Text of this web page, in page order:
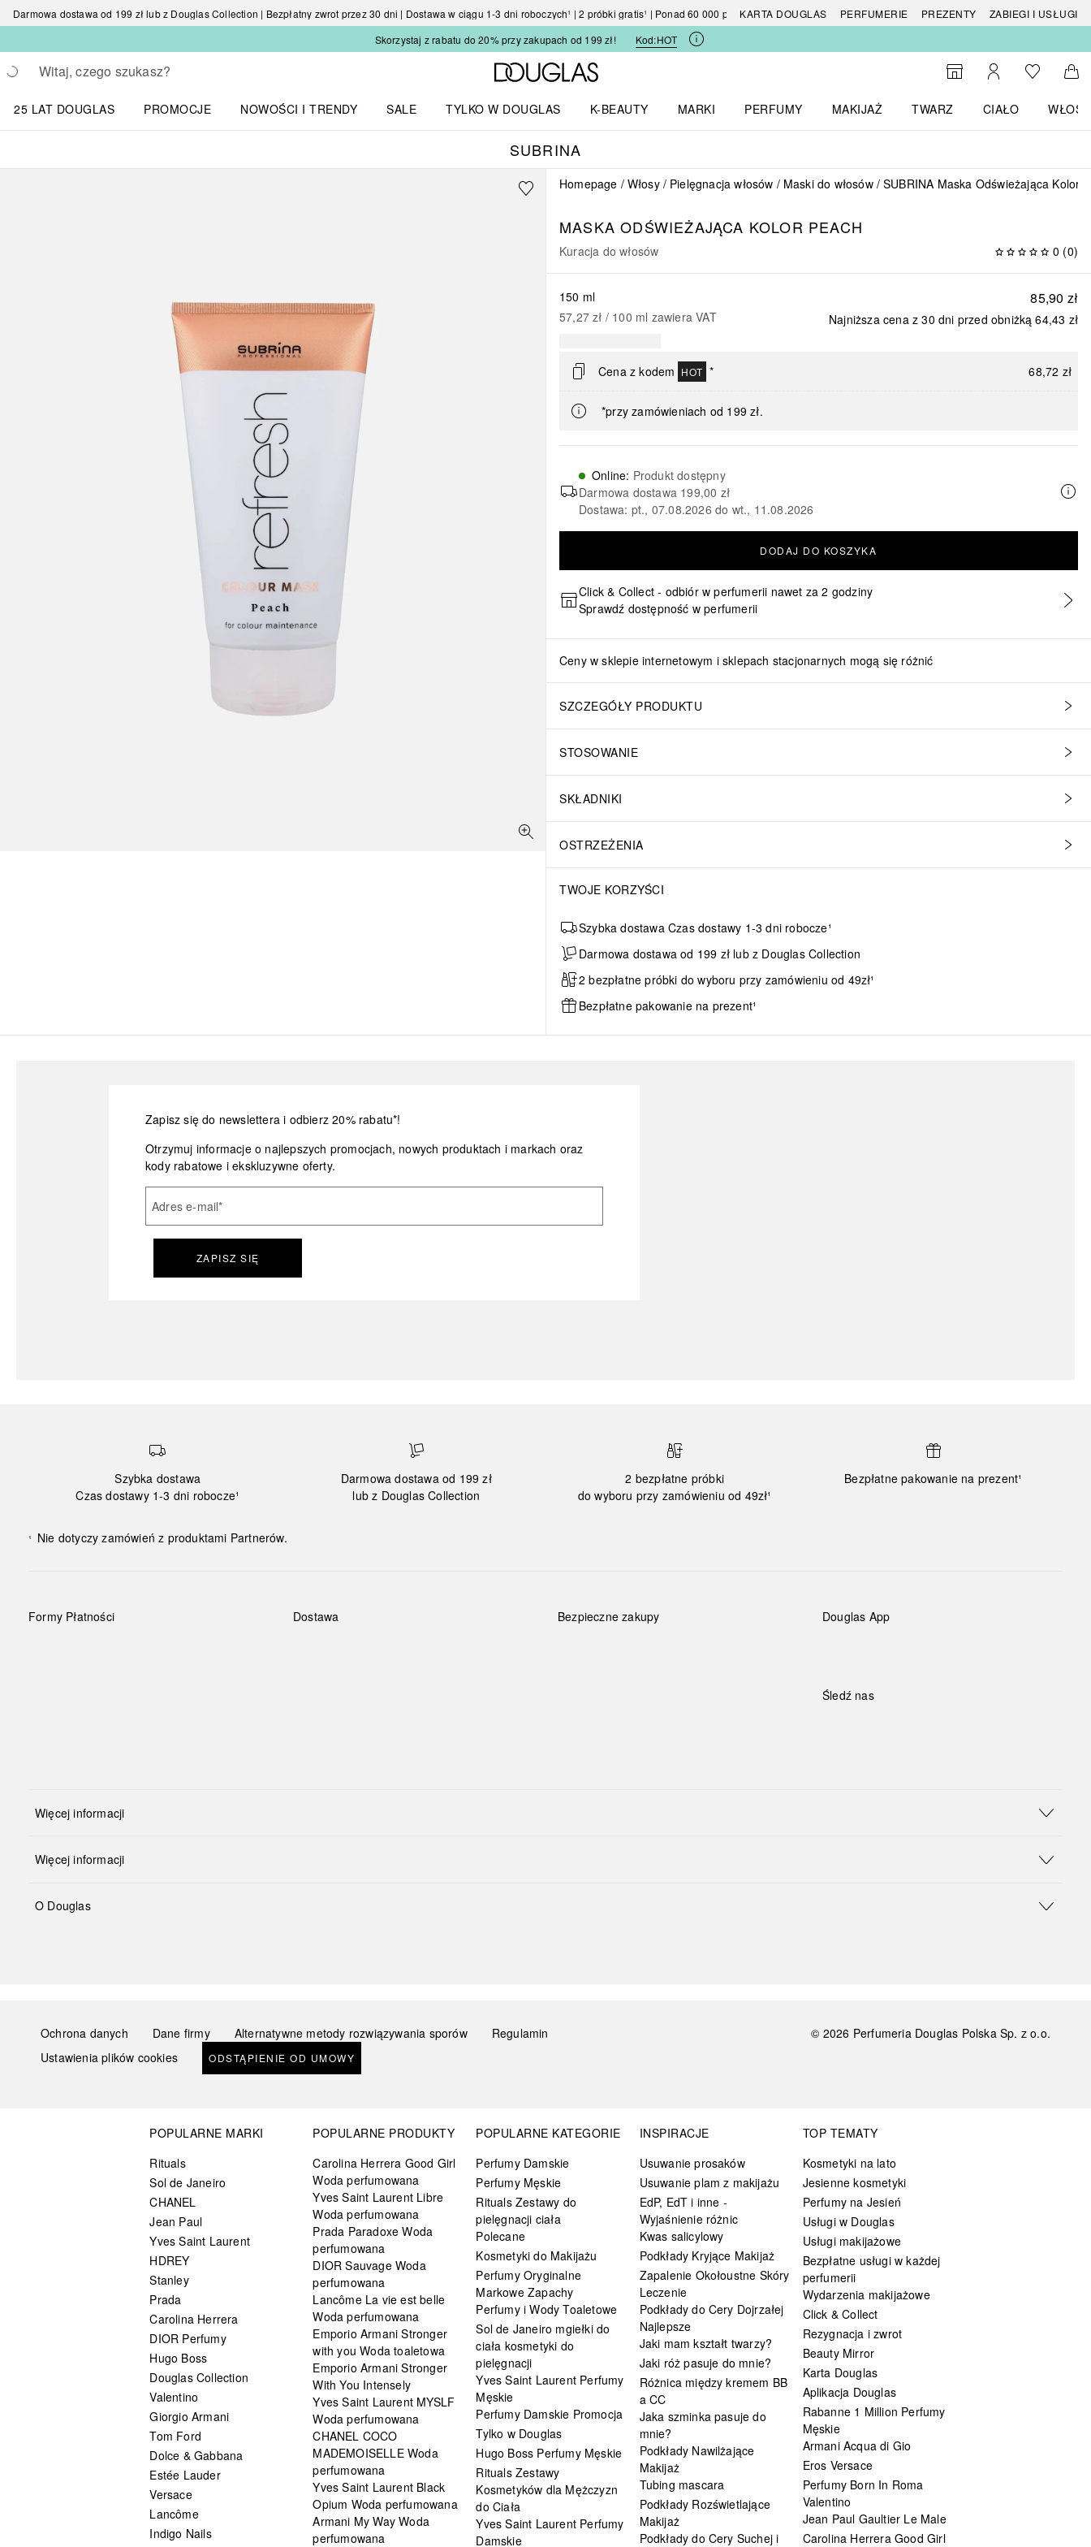
Darmowa dostawa od 199 zł lub z Douglas Collection | Bezpłatny zwrot przez 30 dni | Dostawa w ciągu 1-3 dni roboczych¹ | 2 próbki gratis¹ | Ponad 60 000 produktówKARTA DOUGLAS PERFUMERIE PREZENTY
ZABIEGI I USŁUGI
Skorzystaj z rabatu do 20% przy zakupach od 199 zł!
Kod:HOT
Wracać
Wykonaj wyszukiwanie
Strona główna Douglas
Do wyszukiwarki
Moje kontoDo listyDo
25 LAT DOUGLAS
PROMOCJE
NOWOŚCI I TRENDY
SALE
TYLKO W DOUGLAS
K-BEAUTY
MARKI
PERFUMY
MAKIJAŻ
TWARZ
CIAŁO
WŁOSY
SUBRINA
Homepage Włosy Pielęgnacja włosów Maski do włosów SUBRINA Maska Odświeżająca Kolor
MASKA ODŚWIEŻAJĄCA KOLOR PEACH
Kuracja do włosów 0 (0)
85,90 zł
Najniższa cena z 30 dni przed obniżką 64,43 zł
150 ml
57,27 zł / 100 ml zawiera VAT
Cena z kodem HOT * 68,72 zł
*przy zamówieniach od 199 zł.
Online: Produkt dostępny
Darmowa dostawa 199,00 zł
Dostawa: pt., 07.08.2026 do wt., 11.08.2026
DODAJ DO KOSZYKA
Click & Collect - odbiór w perfumerii nawet za 2 godziny
Sprawdź dostępność w perfumerii
Ceny w sklepie internetowym i sklepach stacjonarnych mogą się różnić
SZCZEGÓŁY PRODUKTU
STOSOWANIE
SKŁADNIKI
OSTRZEŻENIA
TWOJE KORZYŚCI
Szybka dostawa Czas dostawy 1-3 dni robocze¹
Darmowa dostawa od 199 zł lub z Douglas Collection
2 bezpłatne próbki do wyboru przy zamówieniu od 49zł¹
Bezpłatne pakowanie na prezent¹
Zapisz się do newslettera i odbierz 20% rabatu*!
Otrzymuj informacje o najlepszych promocjach, nowych produktach i markach oraz
kody rabatowe i ekskluzywne oferty.
Adres e-mail*
ZAPISZ SIĘ
Szybka dostawa
Czas dostawy 1-3 dni robocze¹
Darmowa dostawa od 199 zł
lub z Douglas Collection
2 bezpłatne próbki
do wyboru przy zamówieniu od 49zł¹
Bezpłatne pakowanie na prezent¹
¹ Nie dotyczy zamówień z produktami Partnerów.
Formy Płatności Dostawa Bezpieczne zakupy Douglas App
Śledź nas
Więcej informacji
Więcej informacji
O Douglas
Ochrona danych Dane firmy Alternatywne metody rozwiązywania sporów
Regulamin
Ustawienia plików cookies
ODSTĄPIENIE OD UMOWY
© 2026 Perfumeria Douglas Polska Sp. z o.o.
POPULARNE MARKI
Rituals
Sol de Janeiro
CHANEL
Jean Paul
Yves Saint Laurent
HDREY
Stanley
Prada
Carolina Herrera
DIOR Perfumy
Hugo Boss
Douglas Collection
Valentino
Giorgio Armani
Tom Ford
Dolce & Gabbana
Estée Lauder
Versace
Lancôme
Indigo Nails
POPULARNE PRODUKTY
Carolina Herrera Good Girl
Woda perfumowana
Yves Saint Laurent Libre
Woda perfumowana
Prada Paradoxe Woda
perfumowana
DIOR Sauvage Woda
perfumowana
Lancôme La vie est belle
Woda perfumowana
Emporio Armani Stronger
with you Woda toaletowa
Emporio Armani Stronger
With You Intensely
Yves Saint Laurent MYSLF
Woda perfumowana
CHANEL COCO
MADEMOISELLE Woda
perfumowana
Yves Saint Laurent Black
Opium Woda perfumowana
Armani My Way Woda
perfumowana
POPULARNE KATEGORIE
Perfumy Damskie
Perfumy Męskie
Rituals Zestawy do
pielęgnacji ciała
Polecane
Kosmetyki do Makijażu
Perfumy Oryginalne
Markowe Zapachy
Perfumy i Wody Toaletowe
Sol de Janeiro mgiełki do
ciała kosmetyki do
pielęgnacji
Yves Saint Laurent Perfumy
Męskie
Perfumy Damskie Promocja
Tylko w Douglas
Hugo Boss Perfumy Męskie
Rituals Zestawy
Kosmetyków dla Mężczyzn
do Ciała
Yves Saint Laurent Perfumy
Damskie
INSPIRACJE
Usuwanie prosaków
Usuwanie plam z makijażu
EdP, EdT i inne -
Wyjaśnienie różnic
Kwas salicylowy
Podkłady Kryjące Makijaż
Zapalenie Okołoustne Skóry
Leczenie
Podkłady do Cery Dojrzałej
Najlepsze
Jaki mam kształt twarzy?
Jaki róż pasuje do mnie?
Różnica między kremem BB
a CC
Jaka szminka pasuje do
mnie?
Podkłady Nawilżające
Makijaż
Tubing mascara
Podkłady Rozświetlające
Makijaż
Podkłady do Cery Suchej i
TOP TEMATY
Kosmetyki na lato
Jesienne kosmetyki
Perfumy na Jesień
Usługi w Douglas
Usługi makijażowe
Bezpłatne usługi w każdej
perfumerii
Wydarzenia makijażowe
Click & Collect
Rezygnacja i zwrot
Beauty Mirror
Karta Douglas
Aplikacja Douglas
Rabanne 1 Million Perfumy
Męskie
Armani Acqua di Gio
Eros Versace
Perfumy Born In Roma
Valentino
Jean Paul Gaultier Le Male
Carolina Herrera Good Girl